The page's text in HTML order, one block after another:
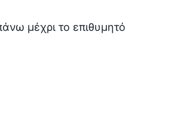
μέχρι το επιθυμητό